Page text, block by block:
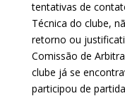
tentativas de
Técnica do clube,
retorno ou
Comissão de
clube já se
participou de